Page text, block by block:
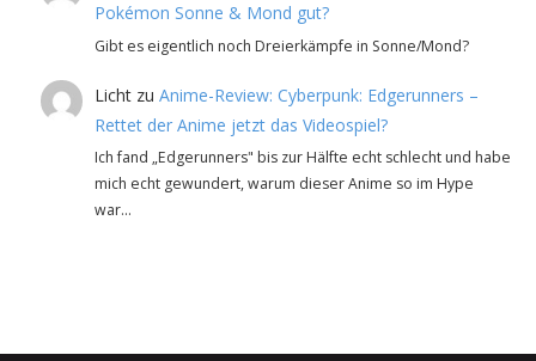
Pokémon Sonne & Mond gut?
Gibt es eigentlich noch Dreierkämpfe in Sonne/Mond?
Licht zuAnime-Review: Cyberpunk: Edgerunners –
Rettet der Anime jetzt das Videospiel?
Ich fand „Edgerunners" bis zur Hälfte echt schlecht und habe
mich echt gewundert, warum dieser Anime so im Hype
war…